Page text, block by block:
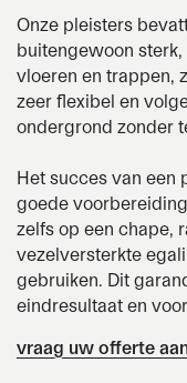
Onze pleisters
buitengewoon
vloeren en trappen,
zeer flexibel en
ondergrond zonder
Het succes van een
goede
zelfs op een chape,
vezelversterkte
gebruiken. Dit
eindresultaat en
vraag uw offerte